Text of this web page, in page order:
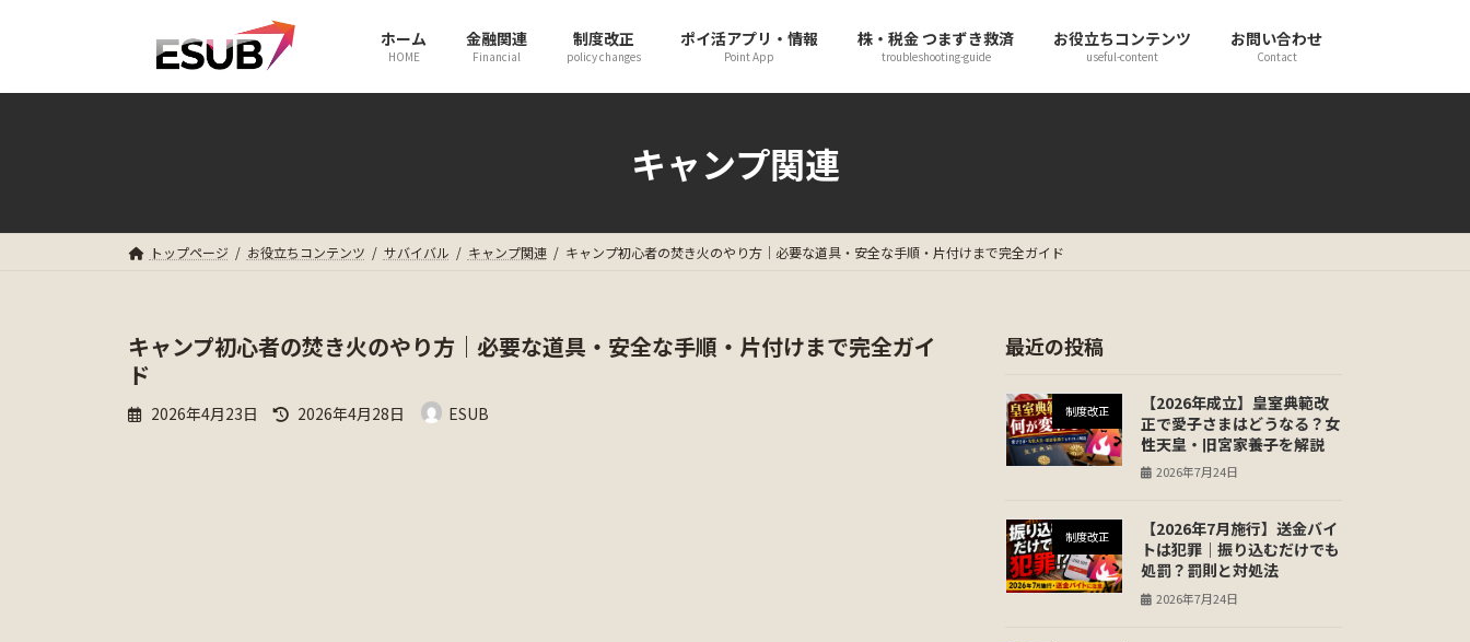
キ
に
ホーム
HOME
金融関連
Financial
制度改正
policy changes
ポイ活アプリ・情報
Point App
株・税金 つまずき救済
troubleshooting-guide
お役立ちコンテンツ
useful-content
お問い合わせ
Contact
キャンプ関連
トップページ お役立ちコンテンツ サバイバル キャンプ関連 キャンプ初心者の焚き火のやり方｜必要な道具・安全な手順・片付けまで完全ガイド
キャンプ初心者の焚き火のやり方｜必要な道具・安全な手順・片付けまで完全ガイ
ド
2026年4月23日
最
2026年4月28日 ESUB
最近の投稿
制度改正
【2026年成立】皇室典範改
正で愛子さまはどうなる？女
性天皇・旧宮家養子を解説
2026年7月24日
制度改正
【2026年7月施行】送金バイ
トは犯罪｜振り込むだけでも
処罰？罰則と対処法
2026年7月24日